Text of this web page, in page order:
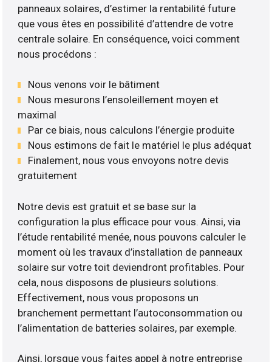
panneaux solaires, d’estimer la rentabilité future
que vous êtes en possibilité d’attendre de votre
centrale solaire. En conséquence, voici comment
nous procédons :
Nous venons voir le bâtiment
Nous mesurons l’ensoleillement moyen et
maximal
Par ce biais, nous calculons l’énergie produite
Nous estimons de fait le matériel le plus adéquat
Finalement, nous vous envoyons notre devis
gratuitement
Notre devis est gratuit et se base sur la
configuration la plus efficace pour vous. Ainsi, via
l’étude rentabilité menée, nous pouvons calculer le
moment où les travaux d’installation de panneaux
solaire sur votre toit deviendront profitables. Pour
cela, nous disposons de plusieurs solutions.
Effectivement, nous vous proposons un
branchement permettant l’autoconsommation ou
l’alimentation de batteries solaires, par exemple.
Ainsi, lorsque vous faites appel à notre entreprise